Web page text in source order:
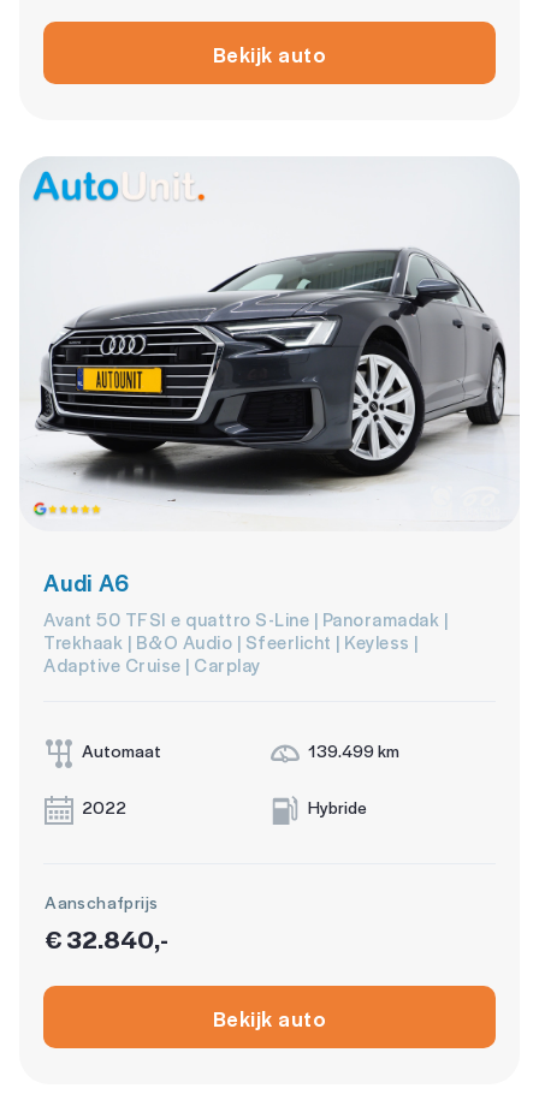
Bekijk auto
Audi A6
Avant 50 TFSI e quattro S-Line | Panoramadak |
Trekhaak | B&O Audio | Sfeerlicht | Keyless |
Adaptive Cruise | Carplay
Automaat 139.499 km
2022 Hybride
Aanschafprijs
€ 32.840,-
Bekijk auto